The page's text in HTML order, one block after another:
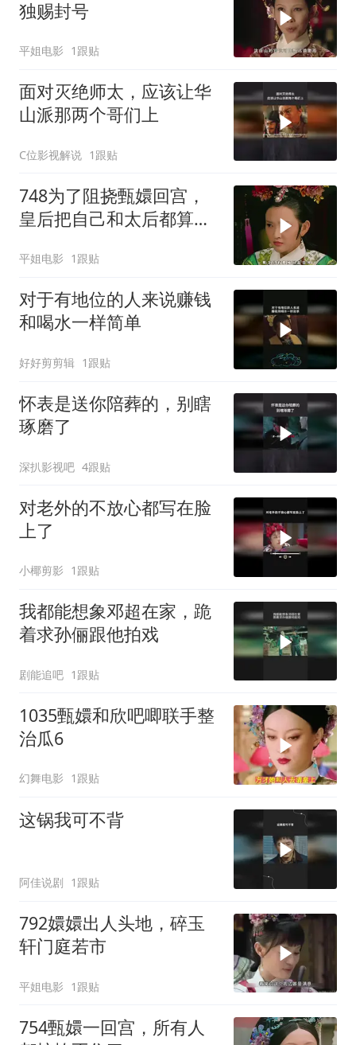
独赐封号
平姐电影 1跟贴
面对灭绝师太，应该让华
山派那两个哥们上
C位影视解说 1跟贴
748为了阻挠甄嬛回宫，
皇后把自己和太后都算计
平姐电影 1跟贴
对于有地位的人来说赚钱
和喝水一样简单
好好剪剪辑 1跟贴
怀表是送你陪葬的，别瞎
琢磨了
深扒影视吧 4跟贴
对老外的不放心都写在脸
上了
小椰剪影 1跟贴
我都能想象邓超在家，跪
着求孙俪跟他拍戏
剧能追吧 1跟贴
1035甄嬛和欣吧唧联手整
治瓜6
幻舞电影 1跟贴
这锅我可不背
阿佳说剧 1跟贴
792嬛嬛出人头地，碎玉
轩门庭若市
平姐电影 1跟贴
754甄嬛一回宫，所有人